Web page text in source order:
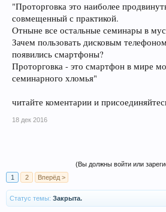
"Проторговка это наиболее
совмещенный с практикой.
Отныне все остальные семинары в
Зачем пользовать дисковым
появились смартфоны?
Проторговка - это смартфон в мире
семинарного хломья"
читайте коментарии и
18 дек 2016
(Вы должны войти или
1
2 Вперёд >
Статус темы: Закрыта.